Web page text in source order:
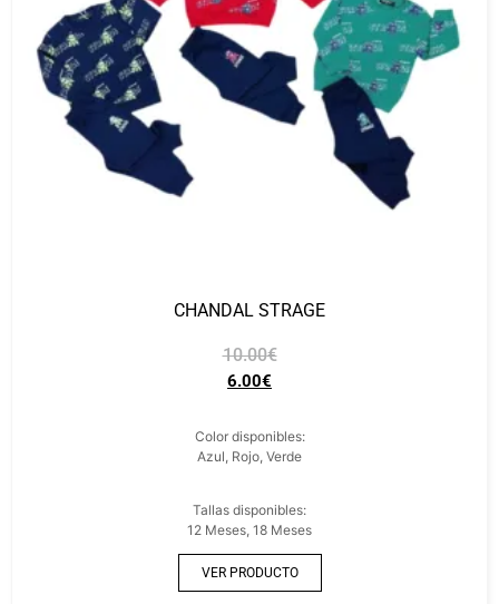
CHANDAL STRAGE
10.00€
6.00€
Color disponibles:
Azul, Rojo, Verde
Tallas disponibles:
12 Meses, 18 Meses
VER PRODUCTO